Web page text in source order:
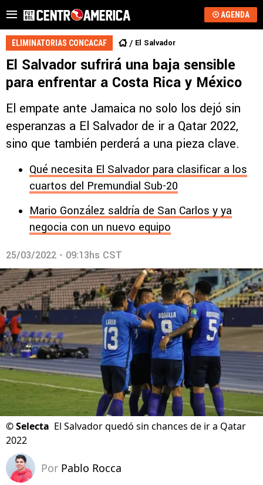
AGENDA
ELIMINATORIAS CONCACAF El Salvador
El Salvador sufrirá una baja sensible
para enfrentar a Costa Rica y México
El empate ante Jamaica no solo los dejó sin
esperanzas a El Salvador de ir a Qatar 2022,
sino que también perderá a una pieza clave.
Qué necesita El Salvador para clasificar a los
cuartos del Premundial Sub-20
Mario González saldría de San Carlos y ya
negocia con un nuevo equipo
25/03/2022 - 09:13hs CST
©Selecta El Salvador quedó sin chances de ir a Qatar
2022
Por Pablo Rocca